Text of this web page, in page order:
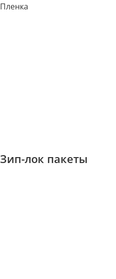
Пленка
Зип-лок пакеты